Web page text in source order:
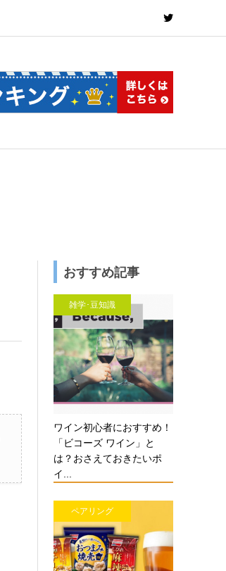
おすすめ記事
雑学･豆知識
ワイン初心者におすすめ！
「ビコーズ ワイン」と
は？おさえておきたいポ
イ...
ペアリング